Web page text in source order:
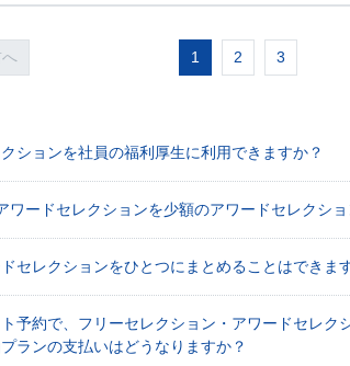
1 2 3
ションを社員の福利厚生に利用できますか？
ワードセレクションを少額のアワードセレクシ
セレクションをひとつにまとめることはできま
予約で、フリーセレクション・アワードセレク
ランの支払いはどうなりますか？